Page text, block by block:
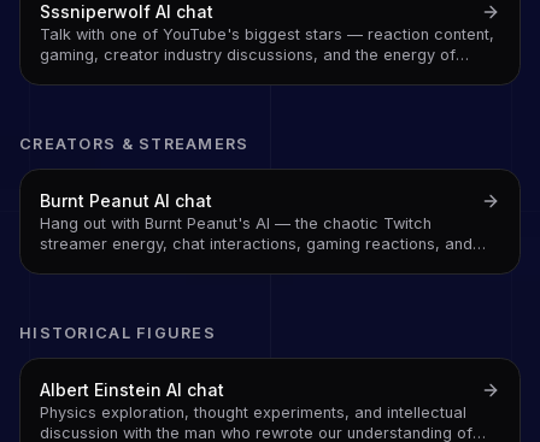
Sssniperwolf AI chat
Talk with one of YouTube's biggest stars — reaction content,
gaming, creator industry discussions, and the energy of
CREATORS & STREAMERS
Burnt Peanut AI chat
Hang out with Burnt Peanut's AI — the chaotic Twitch
streamer energy, chat interactions, gaming reactions, and
HISTORICAL FIGURES
Albert Einstein AI chat
Physics exploration, thought experiments, and intellectual
discussion with the man who rewrote our understanding of